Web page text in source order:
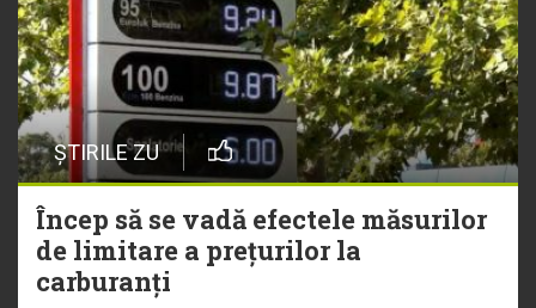
ȘTIRILE ZU
Încep să se vadă efectele măsurilor
de limitare a prețurilor la
carburanți